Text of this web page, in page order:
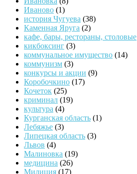
Иваново (1)
история Чугуева (38)
Каменная Яруга (2)
кафе, бары, рестораны, столовые
кикбоксинг (3)
коммунальное имущество (14)
коммунизм (3)
конкурсы и акции (9)
Коробочкино (17)
Кочеток (25)
криминал (19)
культура (4)
Курганская область (1)
Лебяжье (3)
Липецкая область (3)
Львов (4)
Малиновка (19)
медицина (26)
Милиция (17)